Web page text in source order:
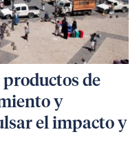
de
y
el impacto y